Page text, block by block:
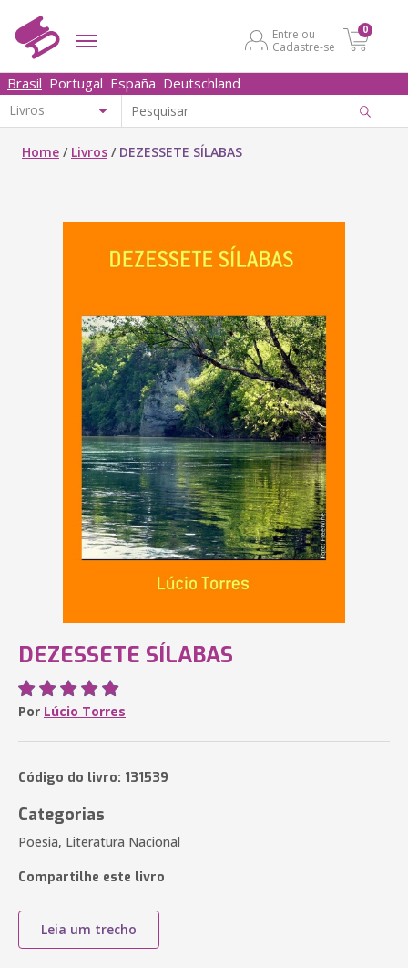
Entre ou
Cadastre-se
0
Brasil Portugal España Deutschland
Home / Livros / DEZESSETE SÍLABAS
DEZESSETE SÍLABAS
Por Lúcio Torres
Código do livro: 131539
Categorias
Poesia, Literatura Nacional
Compartilhe este livro
Leia um trecho